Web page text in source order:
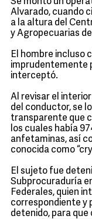
Alvarado, cuando
a la altura del
y Agropecuarias
El hombre incluso
imprudentemente
interceptó.
Al revisar el
del conductor, se
transparente que
los cuales había
anfetaminas, así
conocida como
El sujeto fue
Subprocuraduría
Federales, quien
correspondiente y
detenido, para